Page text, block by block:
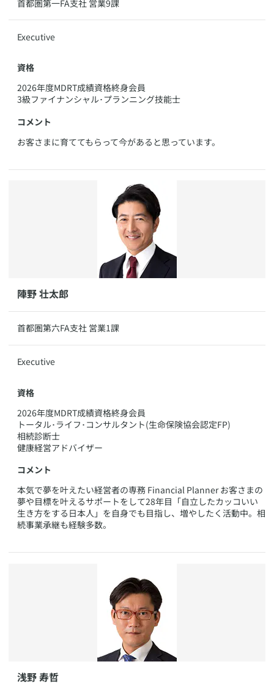
​首都圏第一FA支社 営業9課
​Executive
資格
​2026年度MDRT成績資格終身会員
3級ファイナンシャル･プランニング技能士
コメント
​お客さまに育ててもらって今があると思っています。
​​陣野 壮太郎
​​首都圏第六FA支社 営業1課
​​Executive
資格
​2026年度MDRT成績資格終身会員
トータル･ライフ･コンサルタント(生命保険協会認定FP)
相続診断士
健康経営アドバイザー
コメント
​本気で夢を叶えたい経営者の専務 Financial Planner お客さまの
夢や目標を叶えるサポートをして28年目「自立したカッコいい
生き方をする日本人」を自身でも目指し、増やしたく活動中。相
続事業承継も経験多数。
​​浅野 寿哲